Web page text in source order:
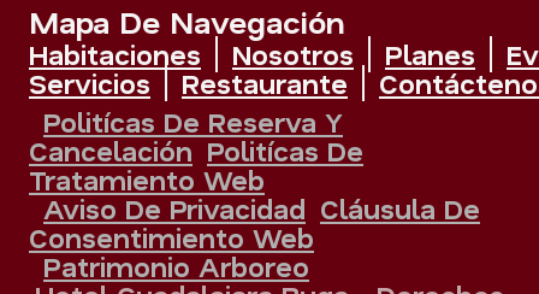
Mapa De Navegación
Habitaciones Nosotros Planes
Servicios
Restaurante
Politícas De Reserva Y
Cancelación Politícas De
Tratamiento Web
Aviso De Privacidad Cláusula De
Consentimiento Web
Patrimonio Arboreo